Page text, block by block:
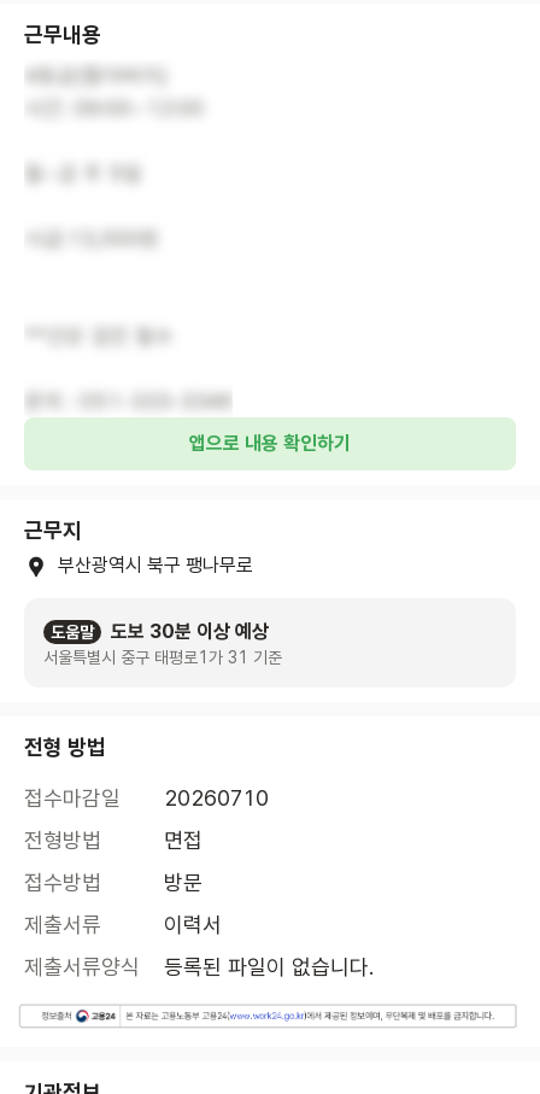
근무내용
앱으로 내용 확인하기
근무지
부산광역시 북구 팽나무로
도움말 도보 30분 이상 예상
서울특별시 중구 태평로1가 31 기준
전형 방법
접수마감일
20260710
전형방법
면접
접수방법
방문
제출서류
이력서
제출서류양식
등록된 파일이 없습니다.